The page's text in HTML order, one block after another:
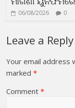
06/08/2026 0
Leave a Reply
Your email address
marked*
Comment*